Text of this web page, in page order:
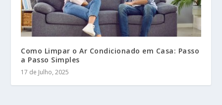
Como Limpar o Ar Condicionado em Casa: Passo
a Passo Simples
17 de Julho, 2025